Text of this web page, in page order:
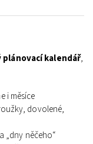
plánovací kalendář,
i měsíce
dovolené,
„dny něčeho“